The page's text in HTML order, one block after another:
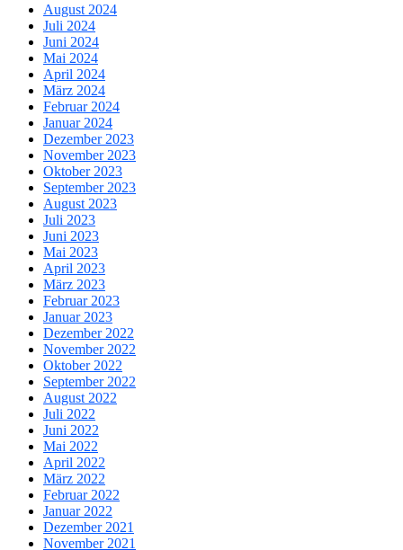
August 2024
Juli 2024
Juni 2024
Mai 2024
April 2024
März 2024
Februar 2024
Januar 2024
Dezember 2023
November 2023
Oktober 2023
September 2023
August 2023
Juli 2023
Juni 2023
Mai 2023
April 2023
März 2023
Februar 2023
Januar 2023
Dezember 2022
November 2022
Oktober 2022
September 2022
August 2022
Juli 2022
Juni 2022
Mai 2022
April 2022
März 2022
Februar 2022
Januar 2022
Dezember 2021
November 2021